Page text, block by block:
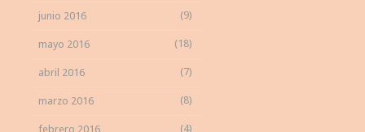
junio 2016 (9)
mayo 2016 (18)
abril 2016 (7)
marzo 2016 (8)
febrero 2016 (4)